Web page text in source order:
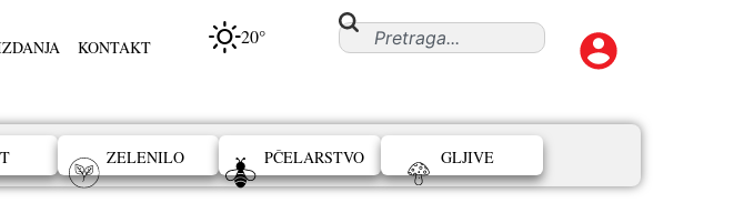
KONTAKT 20°
ZELENILO PČELARSTVO GLJIVE